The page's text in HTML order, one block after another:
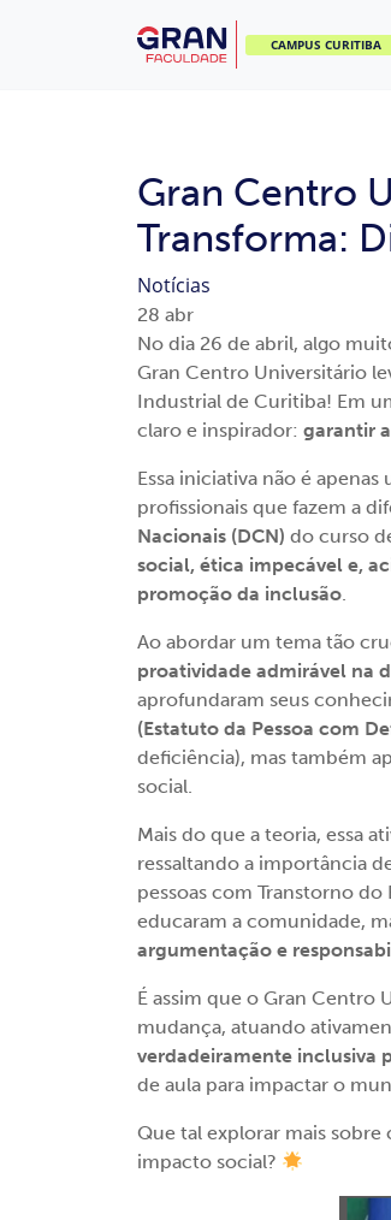
CAMPUS CURITIBA
Gran Centro
Transforma:
Notícias
28 abr
No dia 26 de abril, algo
Gran Centro Universitário
Industrial de Curitiba! Em
claro e inspirador: garantir
Essa iniciativa não é
profissionais que fazem a
Nacionais (DCN) do curso
social, ética impecável e,
promoção da inclusão.
Ao abordar um tema tão
proatividade admirável na
aprofundaram seus
(Estatuto da Pessoa com
deficiência), mas também
social.
Mais do que a teoria, essa
ressaltando a importância
pessoas com Transtorno do
educaram a comunidade,
argumentação e
É assim que o Gran Centro
mudança, atuando
verdadeiramente inclusiva
de aula para impactar o
Que tal explorar mais
impacto social?